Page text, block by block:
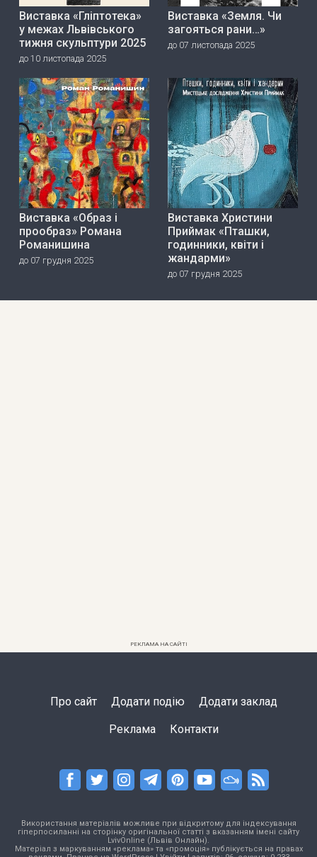
Виставка «Гліптотека»
у межах Львівського
тижня скульптури 2025
до 10 листопада 2025
Виставка «Земля. Чи
загояться рани…»
до 07 листопада 2025
Виставка «Образ і
прообраз» Романа
Романишина
до 07 грудня 2025
Виставка Христини
Приймак «Пташки,
годинники, квіти і
жандарми»
до 07 грудня 2025
РЕКЛАМА НА САЙТІ
Про сайт Додати подію Додати заклад
Реклама Контакти
Використання матеріалів можливе при відкритому для індексування
гіперпосиланні на сторінку оригінальної статті з вказанням імені сайту
LvivOnline (Львів Онлайн).
Матеріал з маркуванням «реклама» та «промоція» публікується на правах